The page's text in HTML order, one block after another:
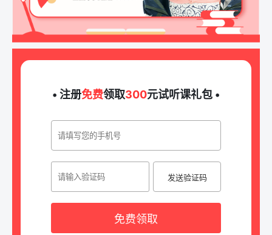
• 注册免费领取300元试听课礼包 •
发送验证码
免费领取